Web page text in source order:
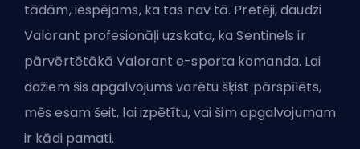
tādām, iespējams, ka tas nav tā. Pretēji, daudzi
Valorant profesionāļi uzskata, ka Sentinels ir
pārvērtētākā Valorant e-sporta komanda. Lai
dažiem šis apgalvojums varētu šķist pārspīlēts,
mēs esam šeit, lai izpētītu, vai šim apgalvojumam
ir kādi pamati.